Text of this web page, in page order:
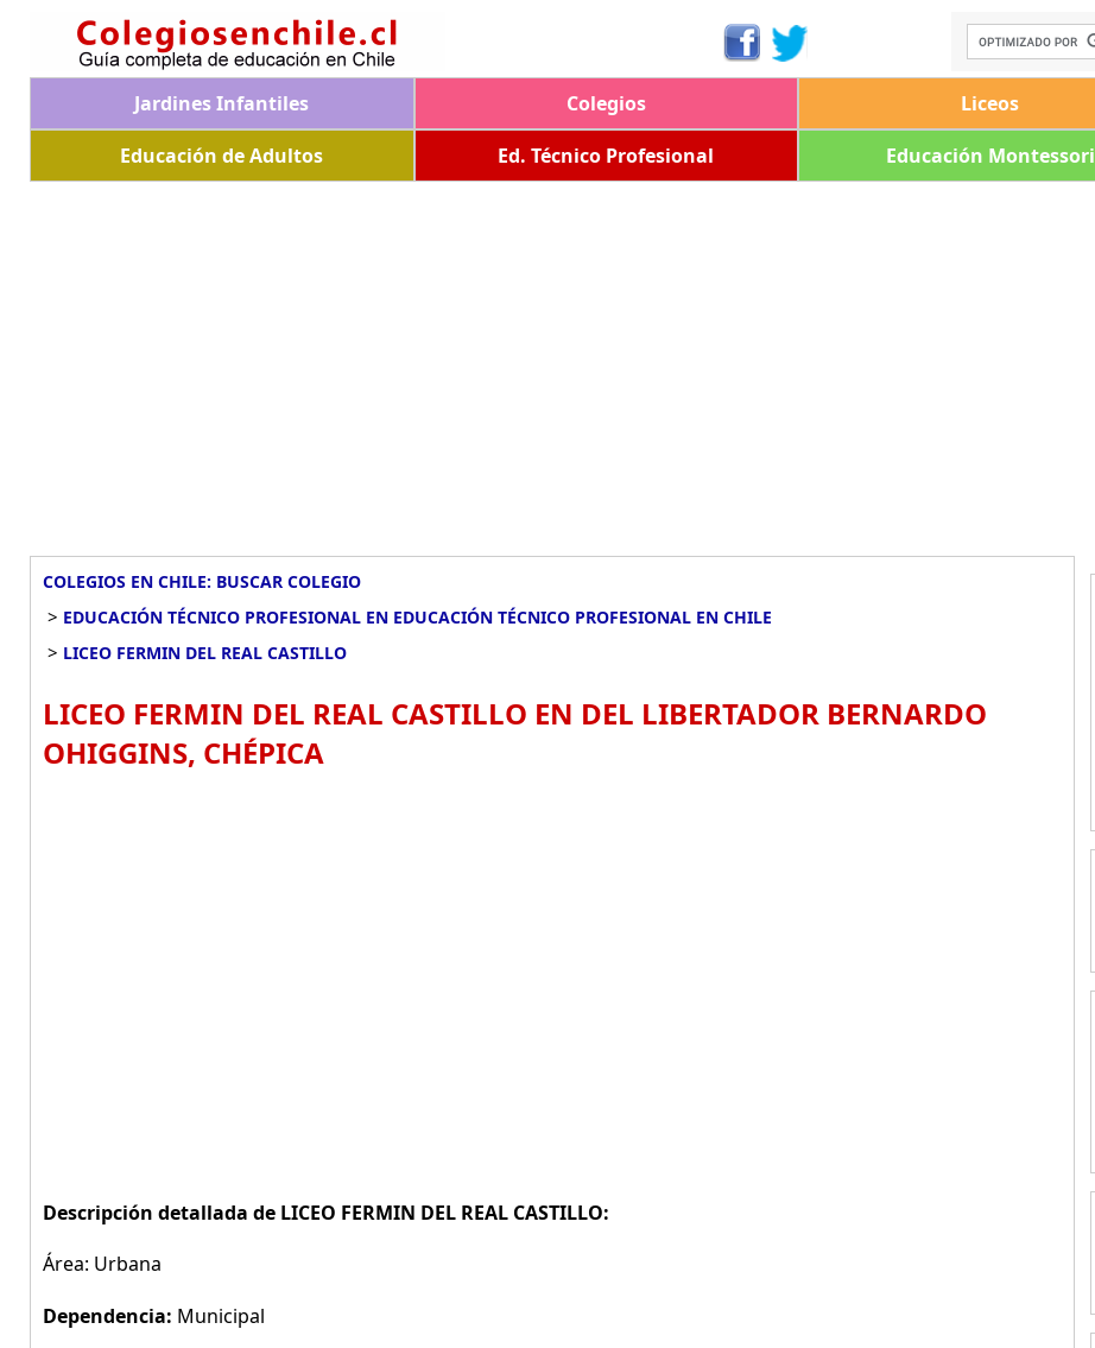
Jardines Infantiles Colegios Liceos
Educación de Adultos
Ed. Técnico Profesional Educación Montessori
COLEGIOS EN CHILE: BUSCAR COLEGIO
> EDUCACIÓN TÉCNICO PROFESIONAL EN EDUCACIÓN TÉCNICO PROFESIONAL EN CHILE
> LICEO FERMIN DEL REAL CASTILLO
LICEO FERMIN DEL REAL CASTILLO EN DEL LIBERTADOR BERNARDO
OHIGGINS, CHÉPICA
Descripción detallada de LICEO FERMIN DEL REAL CASTILLO:
Área: Urbana
Dependencia: Municipal